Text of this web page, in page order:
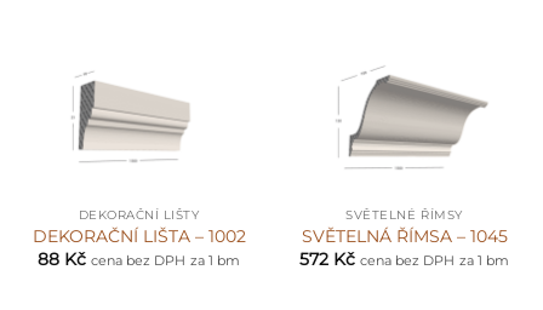
DEKORAČNÍ LIŠTY
DEKORAČNÍ LIŠTA – 1002
88 Kč cena bez DPH za 1 bm
SVĚTELNÉ ŘÍMSY
SVĚTELNÁ ŘÍMSA – 1045
572 Kč cena bez DPH za 1 bm